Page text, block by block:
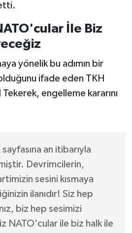
İle Biz
yönelik bu adımın bir
ifade eden TKH
Tekerek, engelleme kararını
an itibarıyla
Devrimcilerin,
sesini kısmaya
ilanıdır! Siz hep
biz hep sesimizi
NATO'cular ile biz halk ile